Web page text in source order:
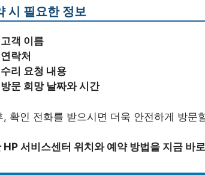
시 필요한 정보
고객 이름
연락처
수리 요청 내용
방문 희망 날짜와 시간
, 확인 전화를 받으시면 더욱 안전하게 방문
HP 서비스센터 위치와 예약 방법을 지금 바